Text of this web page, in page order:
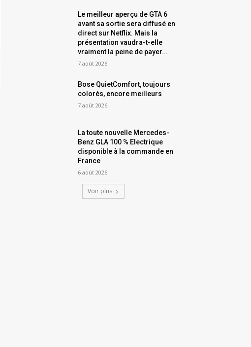
Le meilleur aperçu de GTA 6
avant sa sortie sera diffusé en
direct sur Netflix. Mais la
présentation vaudra-t-elle
vraiment la peine de payer...
7 août 2026
Bose QuietComfort, toujours
colorés, encore meilleurs
7 août 2026
La toute nouvelle Mercedes-
Benz GLA 100 % Electrique
disponible à la commande en
France
6 août 2026
Voir plus